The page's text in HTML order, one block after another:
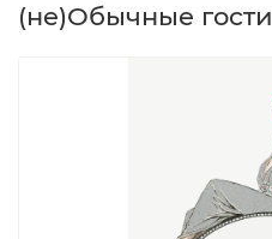
(не)Обычные гости